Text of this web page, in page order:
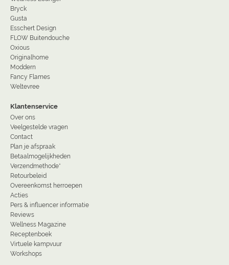
Bryck
Gusta
Esschert Design
FLOW Buitendouche
Oxious
Originalhome
Moddern
Fancy Flames
Weltevree
Klantenservice
Over ons
Veelgestelde vragen
Contact
Plan je afspraak
Betaalmogelijkheden
Verzendmethode*
Retourbeleid
Overeenkomst herroepen
Acties
Pers & influencer informatie
Reviews
Wellness Magazine
Receptenboek
Virtuele kampvuur
Workshops